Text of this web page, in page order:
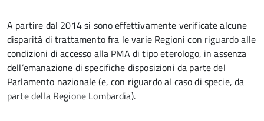
A partire dal 2014 si sono effettivamente verificate alcune
disparità di trattamento fra le varie Regioni con riguardo alle
condizioni di accesso alla PMA di tipo eterologo, in assenza
dell’emanazione di specifiche disposizioni da parte del
Parlamento nazionale (e, con riguardo al caso di specie, da
parte della Regione Lombardia).